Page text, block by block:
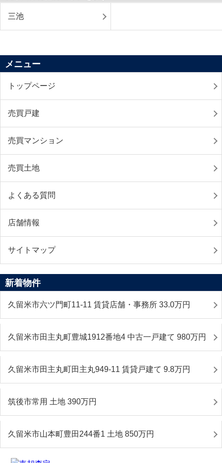
三池
メニュー
トップページ
売買戸建
売買マンション
売買土地
よくある質問
店舗情報
サイトマップ
新着物件
久留米市六ツ門町11-11 賃貸店舗・事務所 33.0万円
久留米市田主丸町豊城1912番地4 中古一戸建て 980万円
久留米市田主丸町田主丸949-11 賃貸戸建て 9.8万円
筑後市常用 土地 390万円
久留米市山本町豊田244番1 土地 850万円